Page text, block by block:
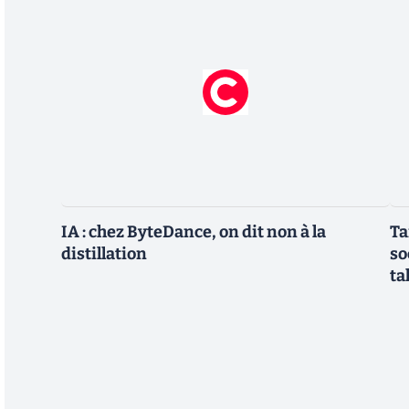
IA : chez ByteDance, on dit non à la
distillation